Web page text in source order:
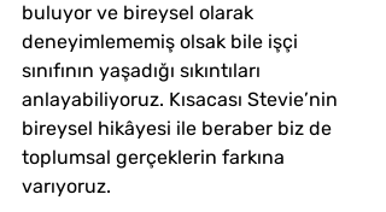
buluyor ve bireysel olarak
deneyimlememiş olsak bile işçi
sınıfının yaşadığı sıkıntıları
anlayabiliyoruz. Kısacası Stevie’nin
bireysel hikâyesi ile beraber biz de
toplumsal gerçeklerin farkına
varıyoruz.